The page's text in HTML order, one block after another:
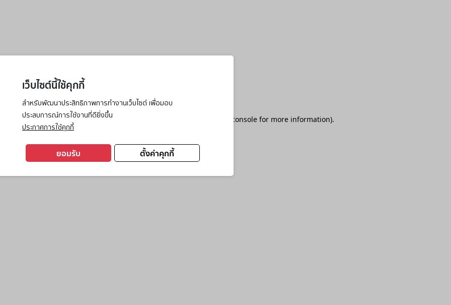
เว็บไซต์นี้ใช้คุกกี้
สำหรับพัฒนาประสิทธิภาพการทำงานเว็บไซต์ เพื่อมอบ
ประสบการณ์การใช้งานที่ดียิ่งขึ้น
ประกาศการใช้คุกกี้
ตั้งค่าคุกกี้
ยอมรับ
has occurred while loading browser console for more information).